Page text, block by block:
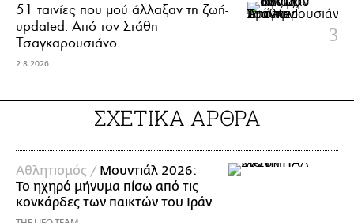
51 ταινίες που μού άλλαξαν τη ζωή-
updated. Aπό τον Στάθη
Τσαγκαρουσιάνο
2.8.2026
ΣΧΕΤΙΚΑ ΑΡΘΡΑ
Αθλητισμός / Μουντιάλ 2026:
Το ηχηρό μήνυμα πίσω από τις
κονκάρδες των παικτών του Ιράν